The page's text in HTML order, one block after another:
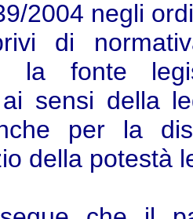
2004 negli
di
la fonte
sensi della
per la
della potestà